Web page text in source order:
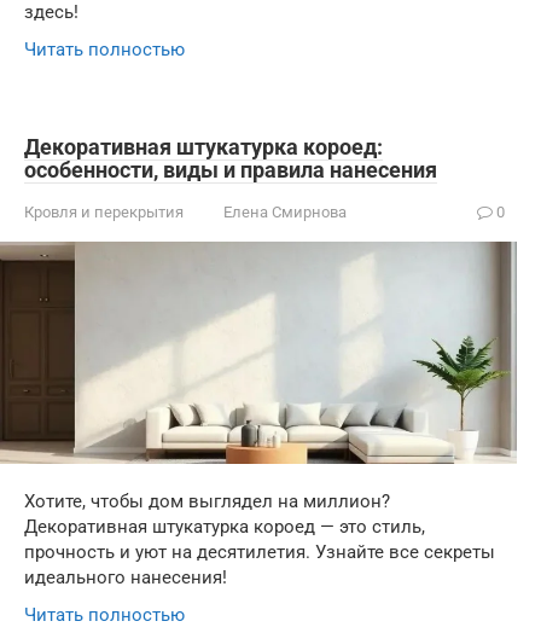
здесь!
Читать полностью
Декоративная штукатурка короед:
особенности, виды и правила нанесения
Кровля и перекрытия Елена Смирнова 0
Хотите, чтобы дом выглядел на миллион?
Декоративная штукатурка короед — это стиль,
прочность и уют на десятилетия. Узнайте все секреты
идеального нанесения!
Читать полностью